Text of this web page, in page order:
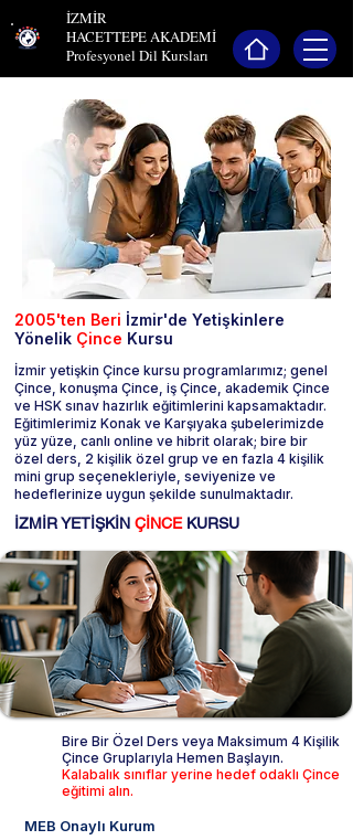
İZMİR
HACETTEPE AKADEMİ
Profesyonel Dil Kursları
2005'ten Beri İzmir'de Yetişkinlere
Yönelik Çince Kursu
İzmir yetişkin Çince kursu programlarımız; genel
Çince, konuşma Çince, iş Çince, akademik Çince
ve HSK sınav hazırlık eğitimlerini kapsamaktadır.
Eğitimlerimiz Konak ve Karşıyaka şubelerimizde
yüz yüze, canlı online ve hibrit olarak; bire bir
özel ders, 2 kişilik özel grup ve en fazla 4 kişilik
mini grup seçenekleriyle, seviyenize ve
hedeflerinize uygun şekilde sunulmaktadır.
İZMİR YETİŞKİN ÇİNCE KURSU
Bire Bir Özel Ders veya Maksimum 4 Kişilik
Çince Gruplarıyla Hemen Başlayın.
Kalabalık sınıflar yerine hedef odaklı Çince
eğitimi alın.
MEB Onaylı Kurum